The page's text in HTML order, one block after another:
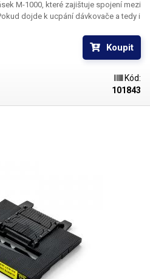
M-1000, které zajištuje spojení mezi
dojde k ucpání dávkovače a tedy i
ozubenému kolečku si můžete
sami opravit. Průměr: 29.7mm
Koupit
Kód:
101843